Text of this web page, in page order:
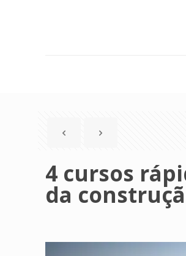
4 cursos
da